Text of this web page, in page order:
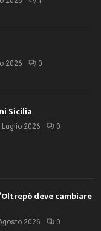
2026 0
Sicilia
Luglio 2026 0
deve cambiare
2026 0